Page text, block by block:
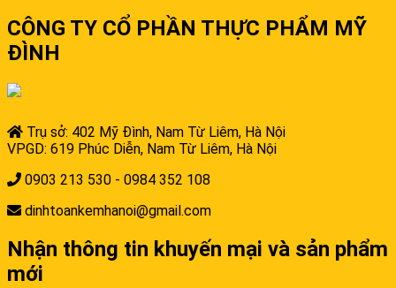
CÔNG TY CỔ PHẦN THỰC PHẨM MỸ
ĐÌNH
Trụ sở: 402 Mỹ Đình, Nam Từ Liêm, Hà Nội
VPGD: 619 Phúc Diễn, Nam Từ Liêm, Hà Nội
0903 213 530 - 0984 352 108
dinhtoankemhanoi@gmail.com
Nhận thông tin khuyến mại và sản phẩm
mới